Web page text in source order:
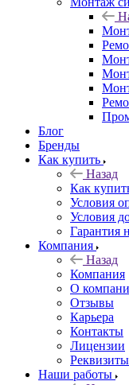
Блог
Бренды
Как купить
Назад
Как
Условия
Условия
Гарантия
Компания
Назад
Компания
О
Отзывы
Карьера
Контакты
Лицензии
Реквизиты
Наши работы